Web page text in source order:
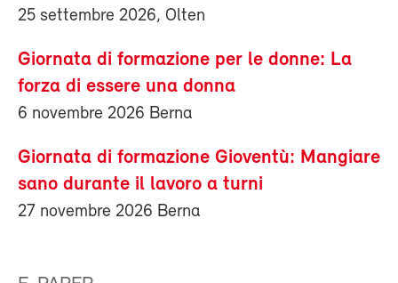
25 settembre 2026, Olten
Giornata di formazione per le donne: La
forza di essere una donna
6 novembre 2026 Berna
Giornata di formazione Gioventù: Mangiare
sano durante il lavoro a turni
27 novembre 2026 Berna